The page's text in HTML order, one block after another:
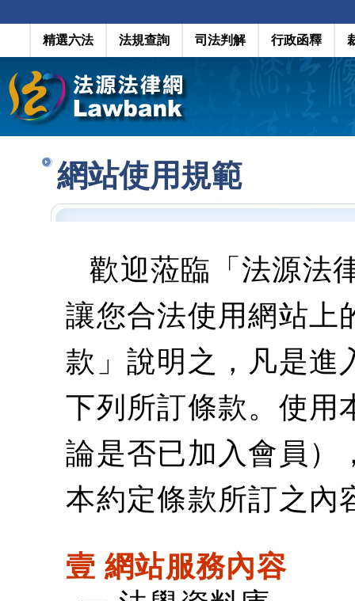
精選六法 法規查詢 司法判解 行政函釋
網站使用規範
歡迎蒞臨「法源法
讓您合法使用網站上
款」說明之，凡是進
下列所訂條款。使用
論是否已加入會員）
本約定條款所訂之內
壹 網站服務內容